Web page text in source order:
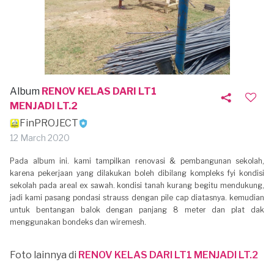
Album RENOV KELAS DARI LT1
MENJADI LT.2
FinPROJECT
12 March 2020
Pada album ini. kami tampilkan renovasi & pembangunan sekolah,
karena pekerjaan yang dilakukan boleh dibilang kompleks fyi kondisi
sekolah pada areal ex sawah. kondisi tanah kurang begitu mendukung,
jadi kami pasang pondasi strauss dengan pile cap diatasnya. kemudian
untuk bentangan balok dengan panjang 8 meter dan plat dak
menggunakan bondeks dan wiremesh.
Foto lainnya di RENOV KELAS DARI LT1 MENJADI LT.2